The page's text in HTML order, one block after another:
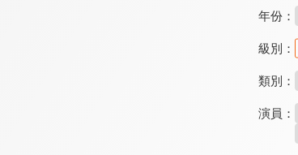
年份：
級別：
類別：
演員：